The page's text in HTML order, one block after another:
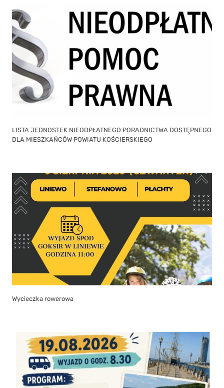
LISTA JEDNOSTEK NIEODPŁATNEGO PORADNICTWA DOSTĘPNEGO
DLA MIESZKAŃCÓW POWIATU KOŚCIERSKIEGO
Wycieczka rowerowa